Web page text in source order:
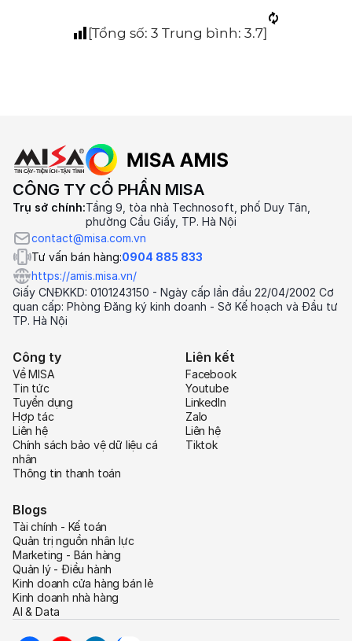
[Tổng số: 3 Trung bình: 3.7]
CÔNG TY CỔ PHẦN MISA
Trụ sở chính:Tầng 9, tòa nhà Technosoft, phố Duy Tân,
phường Cầu Giấy, TP. Hà Nội
contact@misa.com.vn
Tư vấn bán hàng:0904 885 833
https://amis.misa.vn/
Giấy CNĐKKD: 0101243150 - Ngày cấp lần đầu 22/04/2002 Cơ
quan cấp: Phòng Đăng ký kinh doanh - Sở Kế hoạch và Đầu tư
TP. Hà Nội
Công ty
Về MISA
Tin tức
Tuyển dụng
Hợp tác
Liên hệ
Chính sách bảo vệ dữ liệu cá
nhân
Thông tin thanh toán
Liên kết
Facebook
Youtube
LinkedIn
Zalo
Liên hệ
Tiktok
Blogs
Tài chính - Kế toán
Quản trị nguồn nhân lực
Marketing - Bán hàng
Quản lý - Điều hành
Kinh doanh cửa hàng bán lẻ
Kinh doanh nhà hàng
AI & Data